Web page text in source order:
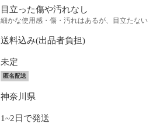
目立った傷や汚れなし
細かな使用感・傷・汚れはあるが、目立たない
送料込み(出品者負担)
未定
匿名配送
神奈川県
1~2日で発送